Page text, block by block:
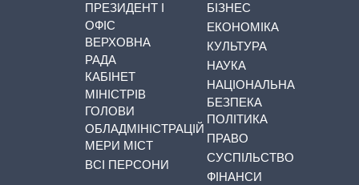
ПРЕЗИДЕНТ І
ОФІС
ВЕРХОВНА
РАДА
КАБІНЕТ
МІНІСТРІВ
ГОЛОВИ
ОБЛАДМІНІСТРАЦІЙ
МЕРИ МІСТ
ВСІ ПЕРСОНИ
БІЗНЕС
ЕКОНОМІКА
КУЛЬТУРА
НАУКА
НАЦІОНАЛЬНА
БЕЗПЕКА
ПОЛІТИКА
ПРАВО
СУСПІЛЬСТВО
ФІНАНСИ